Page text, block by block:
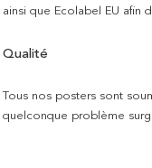
ainsi que Ecolabel EU afin
Qualité
Tous nos posters sont
quelconque problème